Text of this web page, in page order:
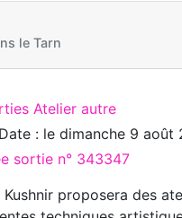
le Tarn
Atelier autre
Date : ledimanche 9 août
sortie n° 343347
Kushnir proposera des